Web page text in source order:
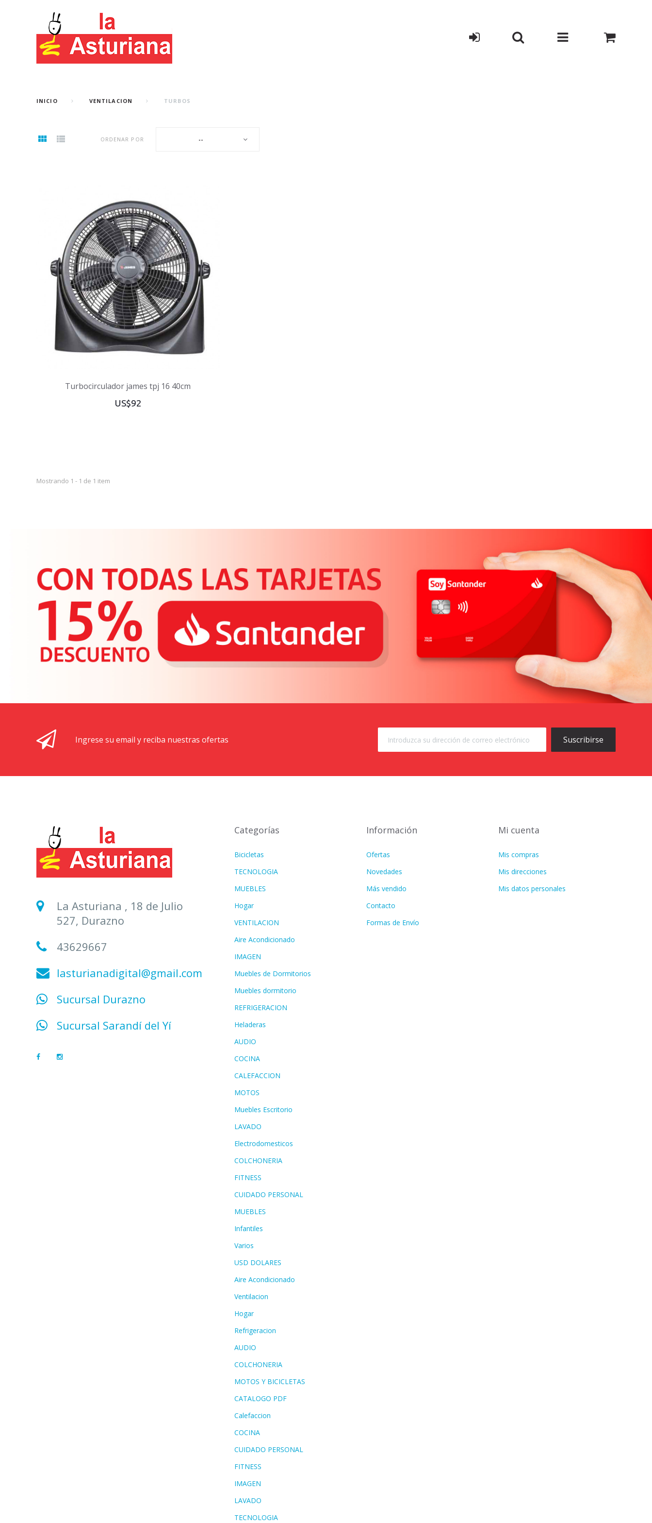
INICIO VENTILACION TURBOS
ORDENAR POR --
Turbocirculador james tpj 16 40cm
US$92
Mostrando 1 - 1 de 1 item
Ingrese su email y reciba nuestras ofertas Suscribirse
La Asturiana , 18 de Julio
527, Durazno
43629667
lasturianadigital@gmail.com
Sucursal Durazno
Sucursal Sarandí del Yí
Categorías
Bicicletas
TECNOLOGIA
MUEBLES
Hogar
VENTILACION
Aire Acondicionado
IMAGEN
Muebles de Dormitorios
Muebles dormitorio
REFRIGERACION
Heladeras
AUDIO
COCINA
CALEFACCION
MOTOS
Muebles Escritorio
LAVADO
Electrodomesticos
COLCHONERIA
FITNESS
CUIDADO PERSONAL
MUEBLES
Infantiles
Varios
USD DOLARES
Aire Acondicionado
Ventilacion
Hogar
Refrigeracion
AUDIO
COLCHONERIA
MOTOS Y BICICLETAS
CATALOGO PDF
Calefaccion
COCINA
CUIDADO PERSONAL
FITNESS
IMAGEN
LAVADO
TECNOLOGIA
Información
Ofertas
Novedades
Más vendido
Contacto
Formas de Envío
Mi cuenta
Mis compras
Mis direcciones
Mis datos personales